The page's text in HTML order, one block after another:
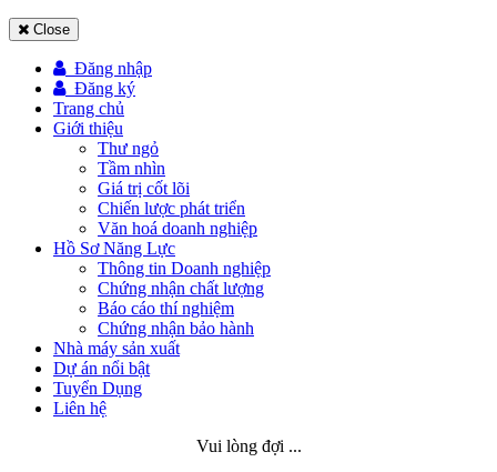
Close
Đăng nhập
Đăng ký
Trang chủ
Giới thiệu
Thư ngỏ
Tầm nhìn
Giá trị cốt lõi
Chiến lược phát triển
Văn hoá doanh nghiệp
Hồ Sơ Năng Lực
Thông tin Doanh nghiệp
Chứng nhận chất lượng
Báo cáo thí nghiệm
Chứng nhận bảo hành
Nhà máy sản xuất
Dự án nổi bật
Tuyển Dụng
Liên hệ
Vui lòng đợi ...